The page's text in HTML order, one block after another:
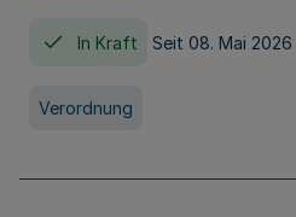
In Kraft Seit 08. Mai 2026
Verordnung